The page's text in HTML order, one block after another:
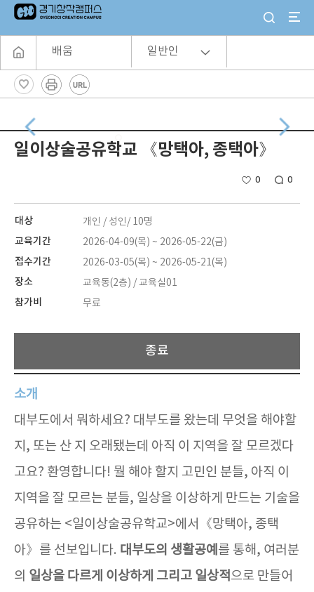
배움 일반인
일이상술공유학교 《망택아, 종택아》
0 0
대상 개인 / 성인/ 10명
교육기간 2026-04-09(목) ~ 2026-05-22(금)
접수기간 2026-03-05(목) ~ 2026-05-21(목)
장소 교육동(2층) / 교육실01
참가비 무료
종료
소개
대부도에서 뭐하세요? 대부도를 왔는데 무엇을 해야할
지, 또는 산 지 오래됐는데 아직 이 지역을 잘 모르겠다
고요? 환영합니다! 뭘 해야 할지 고민인 분들, 아직 이
지역을 잘 모르는 분들, 일상을 이상하게 만드는 기술을
공유하는 <일이상술공유학교>에서《망택아, 종택
아》를 선보입니다. 대부도의 생활공예 를 통해, 여러분
의 일상을 다르게 이상하게 그리고 일상적으로 만들어